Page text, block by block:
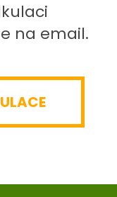
na email.